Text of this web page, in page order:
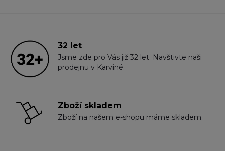
32 let
Jsme zde pro Vás již 32 let. Navštivte naši
prodejnu v Karviné.
Zboží skladem
Zboží na našem e-shopu máme skladem.